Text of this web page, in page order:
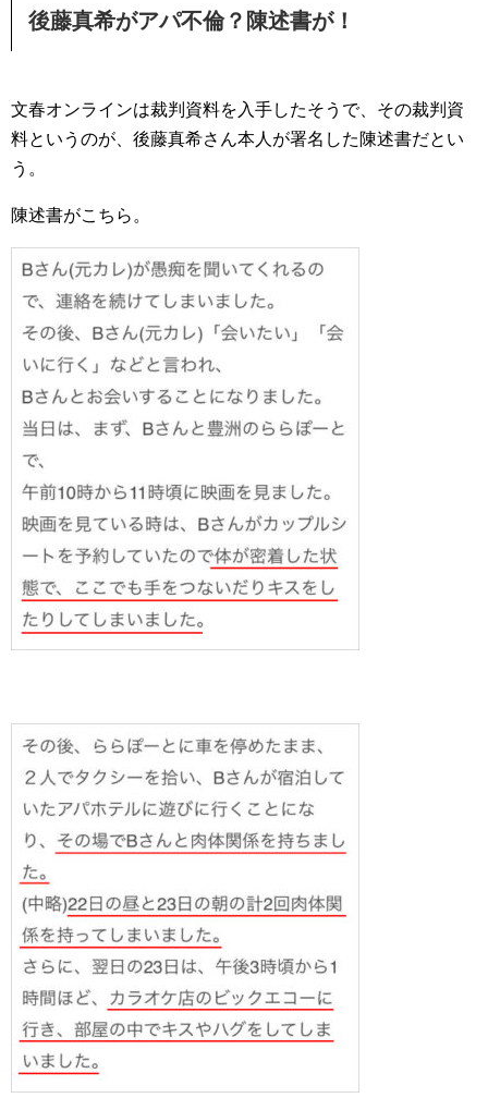
後藤真希がアパ不倫？陳述書が！
文春オンラインは裁判資料を入手したそうで、その裁判資
料というのが、後藤真希さん本人が署名した陳述書だとい
う。
陳述書がこちら。